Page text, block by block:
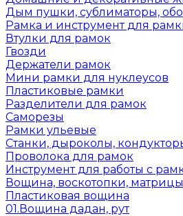
Дым пушки, сублиматоры,
Рамка и инструмент для
Втулки для рамок
Гвозди
Держатели рамок
Мини рамки для нуклеусов
Пластиковые рамки
Разделители для рамок
Саморезы
Рамки ульевые
Станки, дыроколы,
Проволока для рамок
Инструмент для работы с
Вощина, воскотопки,
Пластиковая вощина
01.Вощина дадан, рут